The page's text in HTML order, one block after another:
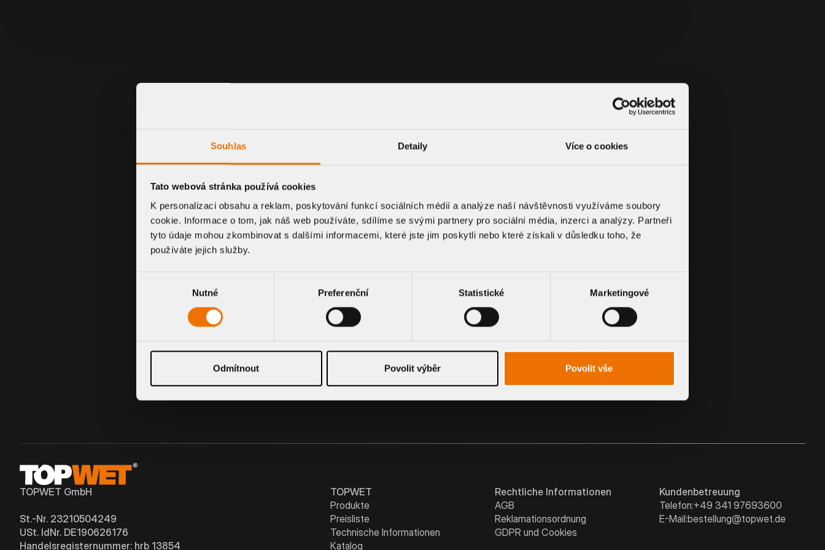
Souhlas Detaily Více o cookies
Tato webová stránka používá cookies
K personalizaci obsahu a reklam, poskytování funkcí sociálních médií a analýze naší návštěvnosti využíváme soubory
cookie. Informace o tom, jak náš web používáte, sdílíme se svými partnery pro sociální média, inzerci a analýzy. Partneři
tyto údaje mohou zkombinovat s dalšími informacemi, které jste jim poskytli nebo které získali v důsledku toho, že
používáte jejich služby.
Nutné Preferenční Statistické Marketingové
Odmítnout Povolit výběr Povolit vše
Die als BZ bezeichneten Gullys (ohne Wärmedämmung) sind für nicht
wärmegedämmte Konstruktionen, Rinnen und Sanierungen bestimmt, wobei
der Gully bis zum Stutzen in die Rohrleitung oder die Öffnung eingeschoben
MANSCHETTENTYP
PVC-MANSCHETTE KUNDENSPEZIFISCHE MANSCHETTE
TOPWET GmbH
St.-Nr. 23210504249
USt. IdNr. DE190626176
Handelsregisternummer: hrb 13854
Kundenbetreuung
Telefon:+49 341 97693600
E-Mail:bestellung@topwet.de
TOPWET
Produkte
Preisliste
Technische Informationen
Katalog
Rechtliche Informationen
AGB
Reklamationsordnung
GDPR und Cookies